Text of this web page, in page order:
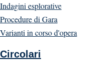
Indagini esplorative
Procedure di Gara
Varianti in corso d'opera
Circolari